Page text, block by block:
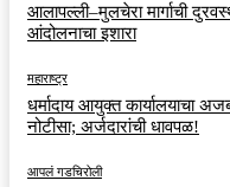
आलापल्ली–मुलचेरा मार्गाची
आंदोलनाचा इशारा
महाराष्ट्र
धर्मादाय आयुक्त कार्यालयाचा
नोटीसा; अर्जदारांची धावपळ!
आपलं गडचिरोली